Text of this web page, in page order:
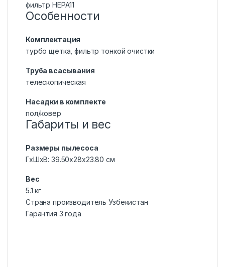
фильтр НЕРА11
Особенности
Комплектация
турбо щетка, фильтр тонкой очистки
Труба всасывания
телескопическая
Насадки в комплекте
пол/ковер
Габариты и вес
Размеры пылесоса
ГхШхВ: 39.50х28х23.80 см
Вес
5.1 кг
Страна производитель Узбекистан
Гарантия 3 года